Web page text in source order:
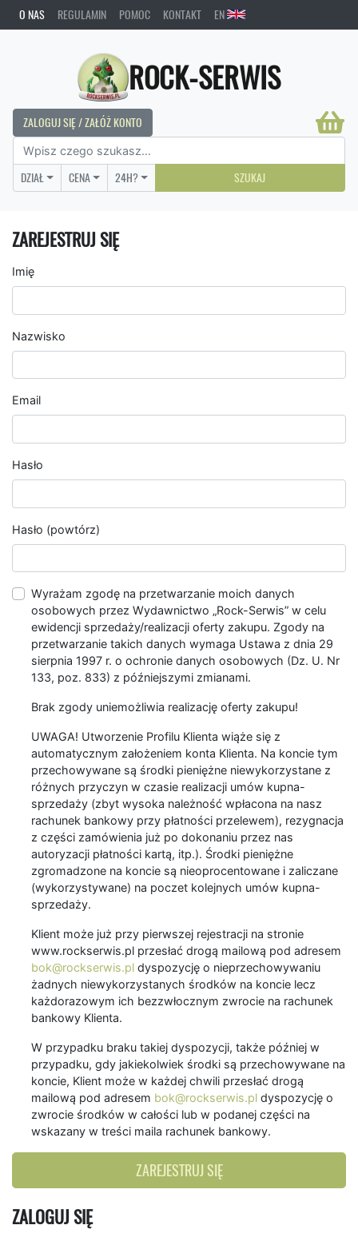
O NAS REGULAMIN POMOC KONTAKT EN
ROCK-SERWIS
ZALOGUJ SIĘ / ZAŁÓŻ KONTO
DZIAŁ CENA 24H? SZUKAJ
ZAREJESTRUJ SIĘ
Imię
Nazwisko
Email
Hasło
Hasło (powtórz)
Wyrażam zgodę na przetwarzanie moich danych
osobowych przez Wydawnictwo „Rock-Serwis” w celu
ewidencji sprzedaży/realizacji oferty zakupu. Zgody na
przetwarzanie takich danych wymaga Ustawa z dnia 29
sierpnia 1997 r. o ochronie danych osobowych (Dz. U. Nr
133, poz. 833) z późniejszymi zmianami.
Brak zgody uniemożliwia realizację oferty zakupu!
UWAGA! Utworzenie Profilu Klienta wiąże się z
automatycznym założeniem konta Klienta. Na koncie tym
przechowywane są środki pieniężne niewykorzystane z
różnych przyczyn w czasie realizacji umów kupna-
sprzedaży (zbyt wysoka należność wpłacona na nasz
rachunek bankowy przy płatności przelewem), rezygnacja
z części zamówienia już po dokonaniu przez nas
autoryzacji płatności kartą, itp.). Środki pieniężne
zgromadzone na koncie są nieoprocentowane i zaliczane
(wykorzystywane) na poczet kolejnych umów kupna-
sprzedaży.
Klient może już przy pierwszej rejestracji na stronie
www.rockserwis.pl przesłać drogą mailową pod adresem
bok@rockserwis.pl dyspozycję o nieprzechowywaniu
żadnych niewykorzystanych środków na koncie lecz
każdorazowym ich bezzwłocznym zwrocie na rachunek
bankowy Klienta.
W przypadku braku takiej dyspozycji, także później w
przypadku, gdy jakiekolwiek środki są przechowywane na
koncie, Klient może w każdej chwili przesłać drogą
mailową pod adresem bok@rockserwis.pl dyspozycję o
zwrocie środków w całości lub w podanej części na
wskazany w treści maila rachunek bankowy.
ZAREJESTRUJ SIĘ
ZALOGUJ SIĘ